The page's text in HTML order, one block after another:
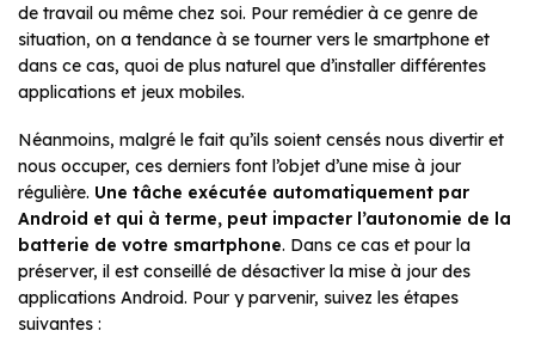
de travail ou même chez soi. Pour remédier à ce genre de
situation, on a tendance à se tourner vers le smartphone et
dans ce cas, quoi de plus naturel que d’installer différentes
applications et jeux mobiles.
Néanmoins, malgré le fait qu’ils soient censés nous divertir et
nous occuper, ces derniers font l’objet d’une mise à jour
régulière. Une tâche exécutée automatiquement par
Android et qui à terme, peut impacter l’autonomie de la
batterie de votre smartphone. Dans ce cas et pour la
préserver, il est conseillé de désactiver la mise à jour des
applications Android. Pour y parvenir, suivez les étapes
suivantes :